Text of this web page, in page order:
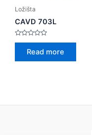
Ložišta
CAVD 703L
Rated
Read more